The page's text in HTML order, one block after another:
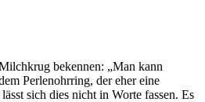
bekennen: „Man kann
Perlenohrring, der eher eine
sich dies nicht in Worte fassen. Es